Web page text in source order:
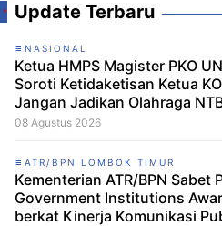
Update Terbaru
NASIONAL
Ketua HMPS Magister PKO
Soroti Ketidaketisan Ketua
Jangan Jadikan Olahraga
Arena Kepentingan Sesaat
08 Agustus 2026
ATR/BPN LOMBOK TIMUR
Kementerian ATR/BPN Sabet
Government Institutions
berkat Kinerja Komunikasi